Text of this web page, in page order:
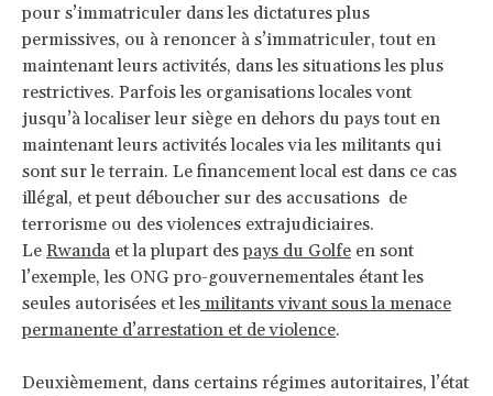
pour s’immatriculer dans les dictatures plus
permissives, ou à renoncer à s’immatriculer, tout en
maintenant leurs activités, dans les situations les plus
restrictives. Parfois les organisations locales vont
jusqu’à localiser leur siège en dehors du pays tout en
maintenant leurs activités locales via les militants qui
sont sur le terrain. Le financement local est dans ce cas
illégal, et peut déboucher sur des accusations de
terrorisme ou des violences extrajudiciaires.
Le Rwanda et la plupart despays du Golfe en sont
l’exemple, les ONG pro-gouvernementales étant les
seules autorisées et les militants vivant sous la menace
permanente d’arrestation et de violence.
Deuxièmement, dans certains régimes autoritaires, l’état